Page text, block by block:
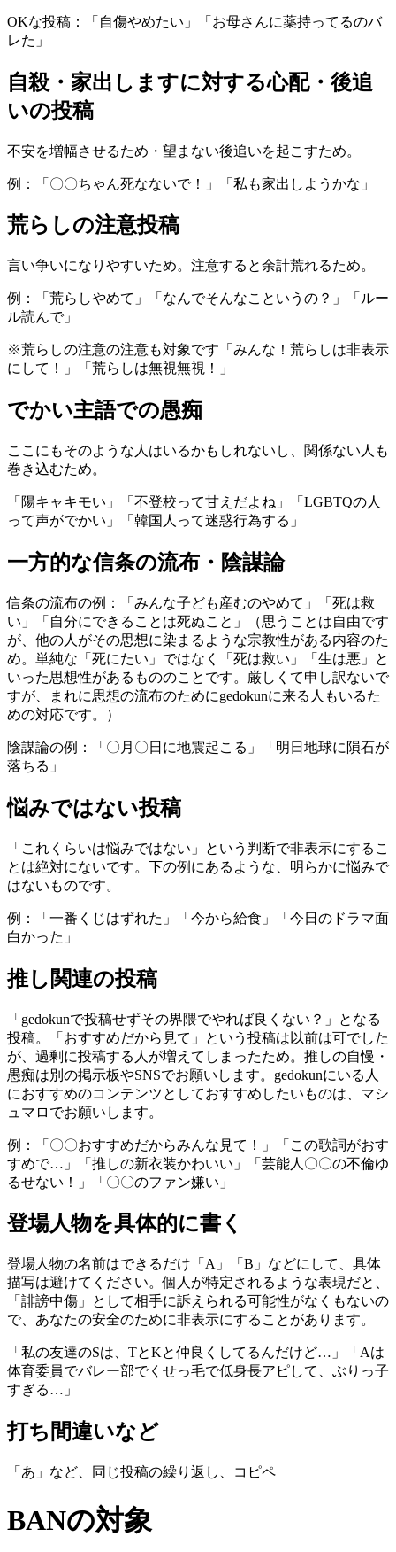
OKな投稿：「自傷やめたい」「お母さんに薬持ってるのバ
レた」
自殺・家出しますに対する心配・後追
いの投稿
不安を増幅させるため・望まない後追いを起こすため。
例：「〇〇ちゃん死なないで！」「私も家出しようかな」
荒らしの注意投稿
言い争いになりやすいため。注意すると余計荒れるため。
例：「荒らしやめて」「なんでそんなこというの？」「ルー
ル読んで」
※荒らしの注意の注意も対象です「みんな！荒らしは非表示
にして！」「荒らしは無視無視！」
でかい主語での愚痴
ここにもそのような人はいるかもしれないし、関係ない人も
巻き込むため。
「陽キャキモい」「不登校って甘えだよね」「LGBTQの人
って声がでかい」「韓国人って迷惑行為する」
一方的な信条の流布・陰謀論
信条の流布の例：「みんな子ども産むのやめて」「死は救
い」「自分にできることは死ぬこと」（思うことは自由です
が、他の人がその思想に染まるような宗教性がある内容のた
め。単純な「死にたい」ではなく「死は救い」「生は悪」と
いった思想性があるもののことです。厳しくて申し訳ないで
すが、まれに思想の流布のためにgedokunに来る人もいるた
めの対応です。）
陰謀論の例：「〇月〇日に地震起こる」「明日地球に隕石が
落ちる」
悩みではない投稿
「これくらいは悩みではない」という判断で非表示にするこ
とは絶対にないです。下の例にあるような、明らかに悩みで
はないものです。
例：「一番くじはずれた」「今から給食」「今日のドラマ面
白かった」
推し関連の投稿
「gedokunで投稿せずその界隈でやれば良くない？」となる
投稿。「おすすめだから見て」という投稿は以前は可でした
が、過剰に投稿する人が増えてしまったため。推しの自慢・
愚痴は別の掲示板やSNSでお願いします。gedokunにいる人
におすすめのコンテンツとしておすすめしたいものは、マシ
ュマロでお願いします。
例：「〇〇おすすめだからみんな見て！」「この歌詞がおす
すめで…」「推しの新衣装かわいい」「芸能人〇〇の不倫ゆ
るせない！」「〇〇のファン嫌い」
登場人物を具体的に書く
登場人物の名前はできるだけ「A」「B」などにして、具体
描写は避けてください。個人が特定されるような表現だと、
「誹謗中傷」として相手に訴えられる可能性がなくもないの
で、あなたの安全のために非表示にすることがあります。
「私の友達のSは、TとKと仲良くしてるんだけど…」「Aは
体育委員でバレー部でくせっ毛で低身長アピして、ぶりっ子
すぎる…」
打ち間違いなど
「あ」など、同じ投稿の繰り返し、コピペ
BANの対象